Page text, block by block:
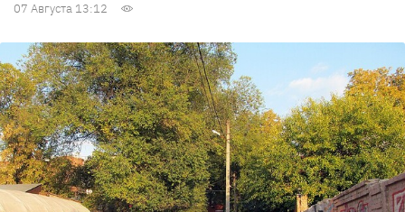
07 Августа 13:12